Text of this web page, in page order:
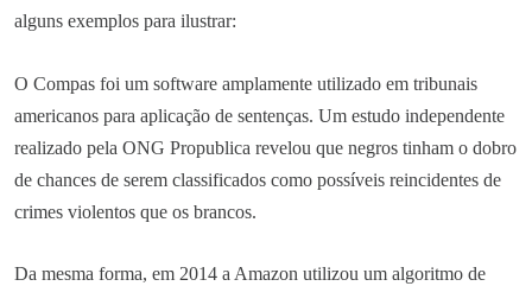
alguns exemplos para ilustrar:
O Compas foi um software amplamente utilizado em tribunais
americanos para aplicação de sentenças. Um estudo independente
realizado pela ONG Propublica revelou que negros tinham o dobro
de chances de serem classificados como possíveis reincidentes de
crimes violentos que os brancos.
Da mesma forma, em 2014 a Amazon utilizou um algoritmo de